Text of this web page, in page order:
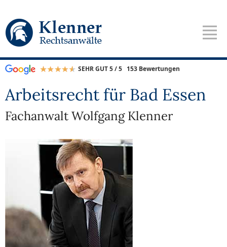
SEHR GUT 5 / 5 153 Bewertungen
Arbeitsrecht für Bad Essen
Fachanwalt Wolfgang Klenner